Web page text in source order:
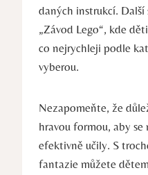
daných instrukcí.
„Závod Lego“, kde​
co nejrychleji podle
vyberou.
Nezapomeňte, ⁢že
hravou formou, aby se
efektivně učily. S⁤
fantazie‍ můžete